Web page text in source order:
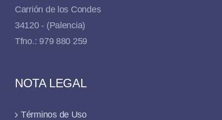
Carrión de los Condes
34120 - (Palencia)
Tfno.: 979 880 259
NOTA LEGAL
Términos de Uso